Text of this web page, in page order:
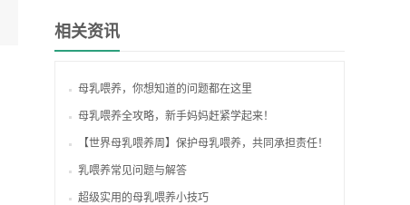
相关资讯
母乳喂养，你想知道的问题都在这里
母乳喂养全攻略，新手妈妈赶紧学起来！
【世界母乳喂养周】保护母乳喂养，共同承担责任！
乳喂养常见问题与解答
超级实用的母乳喂养小技巧